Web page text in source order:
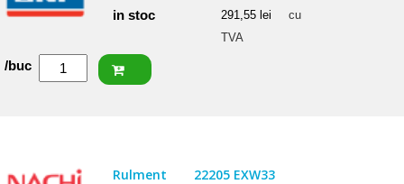
in stoc 291,55 lei
cu
TVA
Cantitate
/buc
Rulment 22205 EXW33